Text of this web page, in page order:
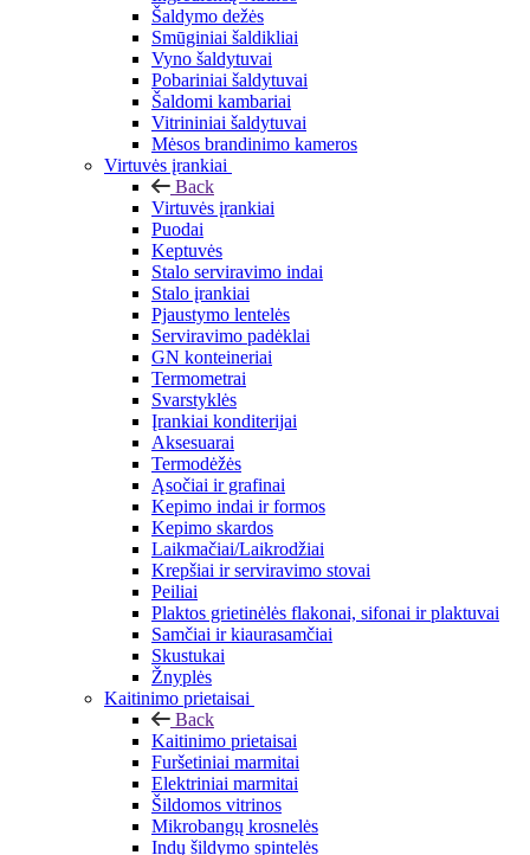
Šaldymo dežės
Smūginiai šaldikliai
Vyno šaldytuvai
Pobariniai šaldytuvai
Šaldomi kambariai
Vitrininiai šaldytuvai
Mėsos brandinimo kameros
Virtuvės įrankiai
Back
Virtuvės įrankiai
Puodai
Keptuvės
Stalo serviravimo indai
Stalo įrankiai
Pjaustymo lentelės
Serviravimo padėklai
GN konteineriai
Termometrai
Svarstyklės
Įrankiai konditerijai
Aksesuarai
Termodėžės
Ąsočiai ir grafinai
Kepimo indai ir formos
Kepimo skardos
Laikmačiai/Laikrodžiai
Krepšiai ir serviravimo stovai
Peiliai
Plaktos grietinėlės flakonai, sifonai ir plaktuvai
Samčiai ir kiaurasamčiai
Skustukai
Žnyplės
Kaitinimo prietaisai
Back
Kaitinimo prietaisai
Furšetiniai marmitai
Elektriniai marmitai
Šildomos vitrinos
Mikrobangų krosnelės
Indų šildymo spintelės